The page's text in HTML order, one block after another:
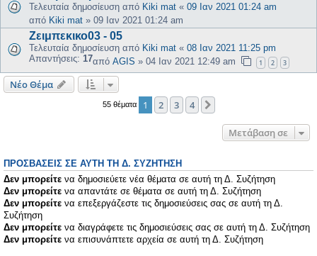
Τελευταία δημοσίευση από Kiki mat « 09 Ιαν 2021 01:24 am
από Kiki mat » 09 Ιαν 2021 01:24 am
Ζειμπεκικο03 - 05
Τελευταία δημοσίευση από Kiki mat « 08 Ιαν 2021 11:25 pm
Απαντήσεις: 17από AGIS » 04 Ιαν 2021 12:49 am 1 2 3
Νέο Θέμα
55 θέματα 1 2 3 4
Μετάβαση σε
ΠΡΟΣΒΆΣΕΙΣ ΣΕ ΑΥΤΉ ΤΗ Δ. ΣΥΖΉΤΗΣΗ
Δεν μπορείτε να δημοσιεύετε νέα θέματα σε αυτή τη Δ. Συζήτηση
Δεν μπορείτε να απαντάτε σε θέματα σε αυτή τη Δ. Συζήτηση
Δεν μπορείτε να επεξεργάζεστε τις δημοσιεύσεις σας σε αυτή τη Δ.
Συζήτηση
Δεν μπορείτε να διαγράφετε τις δημοσιεύσεις σας σε αυτή τη Δ. Συζήτηση
Δεν μπορείτε να επισυνάπτετε αρχεία σε αυτή τη Δ. Συζήτηση